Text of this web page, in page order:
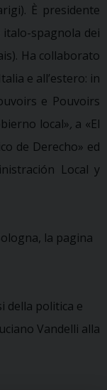
È presidente
italo-spagnola dei
Ha collaborato
e all’estero: in
e Pouvoirs
local», a «El
de Derecho» ed
Local y
la pagina
della politica e
Vandelli alla